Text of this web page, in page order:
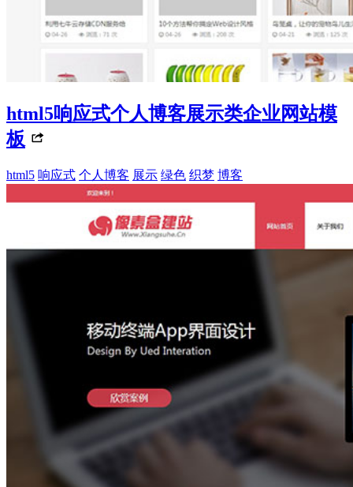
html5响应式个人博客展示类企业网站模
板
html5 响应式 个人博客 展示 绿色 织梦 博客